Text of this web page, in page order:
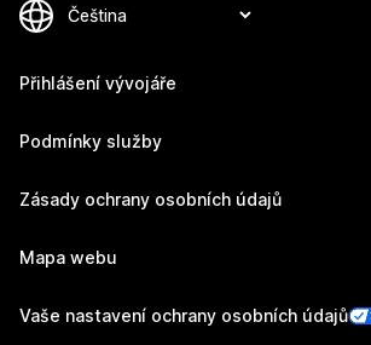
Přihlášení vývojáře
Podmínky služby
Zásady ochrany osobních údajů
Mapa webu
Vaše nastavení ochrany osobních údajů